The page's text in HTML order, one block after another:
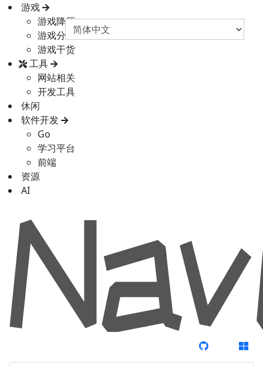
游戏
游戏降压
游戏分享
游戏干货
工具
网站相关
开发工具
休闲
软件开发
Go
学习平台
前端
资源
AI